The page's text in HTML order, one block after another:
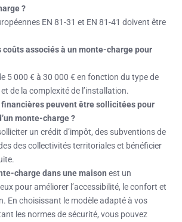
?
EN 81-31 et EN 81-41 doivent être
coûts associés à un monte-charge pour
5 000 € à 30 000 € en fonction du type de
de la complexité de l’installation.
peuvent être sollicitées pour
monte-charge ?
un crédit d’impôt, des subventions de
des collectivités territoriales et bénéficier
charge dans une maison est un
pour améliorer l’accessibilité, le confort et
En choisissant le modèle adapté à vos
les normes de sécurité, vous pouvez